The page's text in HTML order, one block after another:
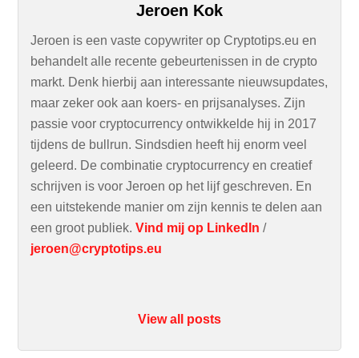
Jeroen Kok
Jeroen is een vaste copywriter op Cryptotips.eu en
behandelt alle recente gebeurtenissen in de crypto
markt. Denk hierbij aan interessante nieuwsupdates,
maar zeker ook aan koers- en prijsanalyses. Zijn
passie voor cryptocurrency ontwikkelde hij in 2017
tijdens de bullrun. Sindsdien heeft hij enorm veel
geleerd. De combinatie cryptocurrency en creatief
schrijven is voor Jeroen op het lijf geschreven. En
een uitstekende manier om zijn kennis te delen aan
een groot publiek.Vind mij op LinkedIn /
jeroen@cryptotips.eu
View all posts